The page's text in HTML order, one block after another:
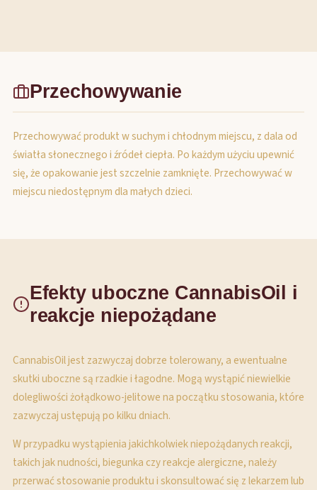
Przechowywanie
Przechowywać produkt w suchym i chłodnym miejscu, z dala od
światła słonecznego i źródeł ciepła. Po każdym użyciu upewnić
się, że opakowanie jest szczelnie zamknięte. Przechowywać w
miejscu niedostępnym dla małych dzieci.
Efekty uboczne CannabisOil i
reakcje niepożądane
CannabisOil jest zazwyczaj dobrze tolerowany, a ewentualne
skutki uboczne są rzadkie i łagodne. Mogą wystąpić niewielkie
dolegliwości żołądkowo-jelitowe na początku stosowania, które
zazwyczaj ustępują po kilku dniach.
W przypadku wystąpienia jakichkolwiek niepożądanych reakcji,
takich jak nudności, biegunka czy reakcje alergiczne, należy
przerwać stosowanie produktu i skonsultować się z lekarzem lub